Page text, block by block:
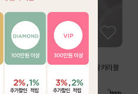
[Theonme] 구김 Zero 링클 지지미 반팔 카라 블
76,000원